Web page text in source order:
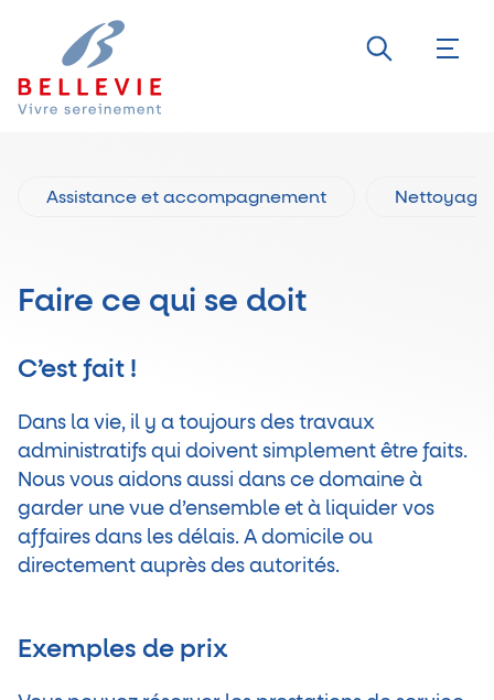
Assistance et accompagnement Nettoyage
Faire ce qui se doit
C’est fait !
Dans la vie, il y a toujours des travaux
administratifs qui doivent simplement être faits.
Nous vous aidons aussi dans ce domaine à
garder une vue d’ensemble et à liquider vos
affaires dans les délais. A domicile ou
directement auprès des autorités.
Exemples de prix